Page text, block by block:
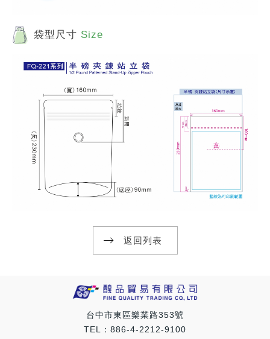
袋型尺寸 Size
返回列表
台中市東區樂業路353號
TEL：886-4-2212-9100